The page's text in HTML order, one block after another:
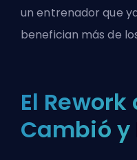
un entrenador que
benefician más de
El
Cambió y